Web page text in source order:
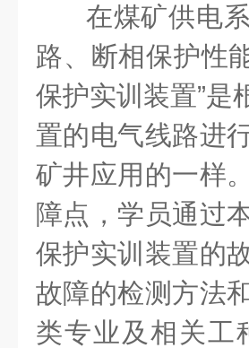
在煤矿供电
路、断相保护性
保护实训装置”是
置的电气线路进
矿井应用的一样
障点，学员通过
保护实训装置的
故障的检测方法
类专业及相关工